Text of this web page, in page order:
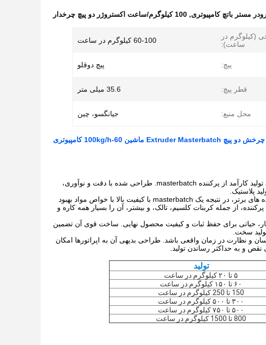
مستر باتچ کامپیوتری, 100 کیلوگرم/ساعت اکستروژر دو پیچ چرخدار
(کیلوگرم در
ساعت):
60-100 کیلوگرم در ساعت
پیچ: پیچ دوقلو
قطر پیچ: 35.6 میلی متر
محل منبع: جیانگسو، چین
، یک ماشین پیشرفته طراحی شده برای تولید کارآمد از پرکننده masterbatch. طراحی شده با دقت و نوآوری،
، مدل 35 باعث می شود مخلوط و پراکندگی پرکننده های برتر، در نتیجه یک masterbatch با کیفیت بالا با خواص مواد بهبود
از جمله کربنات کلسیم، تالک، و بیشتر، آن را بسیار همه کاره و
حیاتی برای حفظ ثبات و کیفیت محصول نهایی. ساخت قوی آن تضمین
سخت.
و نظارت در زمان واقعی باشد. طراحی بدیهی آن به اپراتورها امکان
و به حداکثر رساندن تولید.
تولید
۵ تا ۲۰ کیلوگرم در ساعت
۶۰ تا ۱۵۰ کیلوگرم در ساعت
150 تا 250 کیلوگرم در ساعت
۳۰۰ تا ۵۰۰ کیلوگرم در ساعت
۵۰۰ تا ۷۵۰ کیلوگرم در ساعت
800 تا 1500 کیلوگرم در ساعت